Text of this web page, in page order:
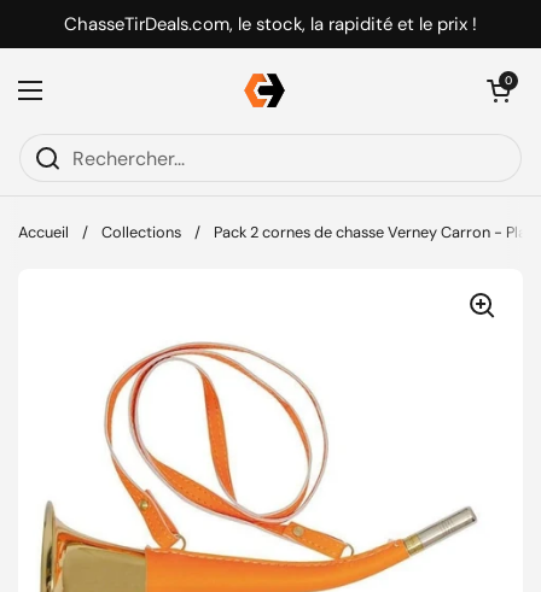
Passer au contenu
ChasseTirDeals.com, le stock, la rapidité et le prix !
Ouvrir le menu
Ouvrir le
0
Accueil / Collections / Pack 2 cornes de chasse Verney Carron -